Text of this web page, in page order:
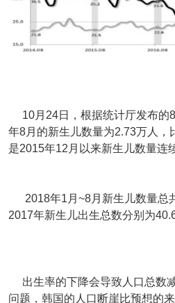
10月24日，根据统计厅发布的
年8月的新生儿数量为2.73万人，
是2015年12月以来新生儿数量连
2018年1月~8月新生儿数量总
2017年新生儿出生总数分别为
出生率的下降会导致人口总数
问题，韩国的人口断崖比预想的来